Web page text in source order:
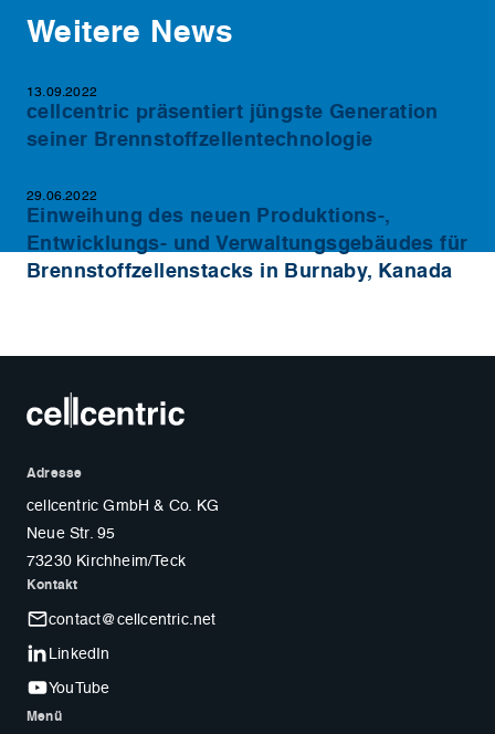
Weitere News
13.09.2022
cellcentric präsentiert jüngste Generation
seiner Brennstoffzellentechnologie
29.06.2022
Einweihung des neuen Produktions-,
Entwicklungs- und Verwaltungsgebäudes für
Brennstoffzellenstacks in Burnaby, Kanada
Adresse
cellcentric GmbH & Co. KG
Neue Str. 95
73230 Kirchheim/Teck
Kontakt
contact@cellcentric.net
LinkedIn
YouTube
Menü